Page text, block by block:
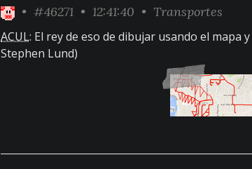
• #46271 • 12:41:40 • Transportes
ACUL: El rey de eso de dibujar usando el mapa
Stephen Lund)